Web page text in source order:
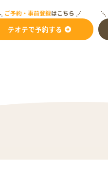
ご予約・事前登録はこちら
テオテで予約する